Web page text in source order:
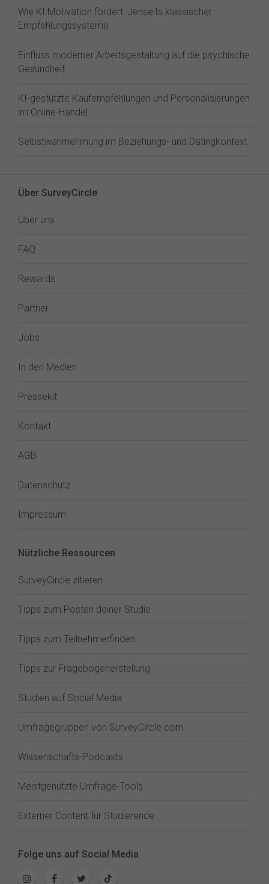
Wie KI Motivation fördert: Jenseits klassischer
Empfehlungssysteme
Einfluss moderner Arbeitsgestaltung auf die psychische
Gesundheit
KI-gestützte Kaufempfehlungen und Personalisierungen
im Online-Handel
Selbstwahrnehmung im Beziehungs- und Datingkontext
Über SurveyCircle
Über uns
FAQ
Rewards
Partner
Jobs
In den Medien
Pressekit
Kontakt
AGB
Datenschutz
Impressum
Nützliche Ressourcen
SurveyCircle zitieren
Tipps zum Posten deiner Studie
Tipps zum Teilnehmerfinden
Tipps zur Fragebogenerstellung
Studien auf Social Media
Umfragegruppen von SurveyCircle.com
Wissenschafts-Podcasts
Meistgenutzte Umfrage-Tools
Externer Content für Studierende
Folge uns auf Social Media